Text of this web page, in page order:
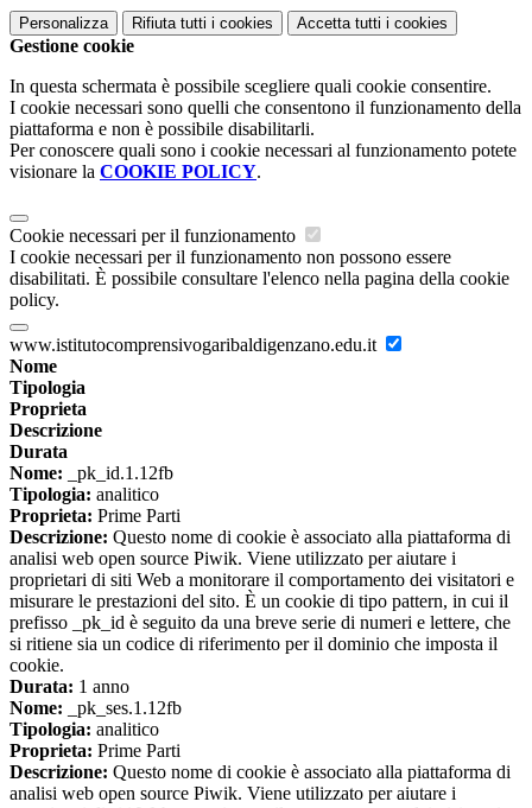
Personalizza Rifiuta tutti i cookies Accetta tutti i cookies
Gestione cookie
In questa schermata è possibile scegliere quali cookie consentire.
I cookie necessari sono quelli che consentono il funzionamento della
piattaforma e non è possibile disabilitarli.
Per conoscere quali sono i cookie necessari al funzionamento potete
visionare la COOKIE POLICY.
Cookie necessari per il funzionamento
I cookie necessari per il funzionamento non possono essere
disabilitati. È possibile consultare l'elenco nella pagina della cookie
policy.
www.istitutocomprensivogaribaldigenzano.edu.it
Nome
Tipologia
Proprieta
Descrizione
Durata
Nome: _pk_id.1.12fb
Tipologia: analitico
Proprieta: Prime Parti
Descrizione: Questo nome di cookie è associato alla piattaforma di
analisi web open source Piwik. Viene utilizzato per aiutare i
proprietari di siti Web a monitorare il comportamento dei visitatori e
misurare le prestazioni del sito. È un cookie di tipo pattern, in cui il
prefisso _pk_id è seguito da una breve serie di numeri e lettere, che
si ritiene sia un codice di riferimento per il dominio che imposta il
cookie.
Durata: 1 anno
Nome: _pk_ses.1.12fb
Tipologia: analitico
Proprieta: Prime Parti
Descrizione: Questo nome di cookie è associato alla piattaforma di
analisi web open source Piwik. Viene utilizzato per aiutare i